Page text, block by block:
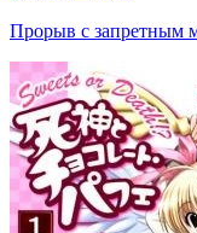
Прорыв с запретным